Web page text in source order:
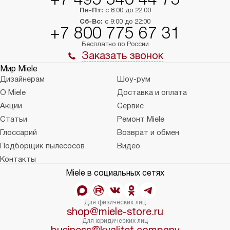
Пн-Пт: с 8:00 до 22:00
Сб-Вс: с 9:00 до 22:00
+7 800 775 67 31
Бесплатно по России
Заказать звонок
Мир Miele
Дизайнерам
Шоу-рум
О Miele
Доставка и оплата
Акции
Сервис
Статьи
Ремонт Miele
Глоссарий
Возврат и обмен
Подборщик пылесосов
Видео
Контакты
Miele в социальных сетях
Для физических лиц
shop@miele-store.ru
Для юридических лиц